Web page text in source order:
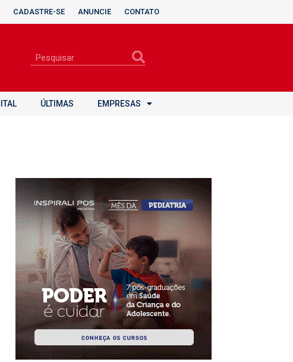
CADASTRE-SE ANUNCIE CONTATO
ÚLTIMAS EMPRESAS